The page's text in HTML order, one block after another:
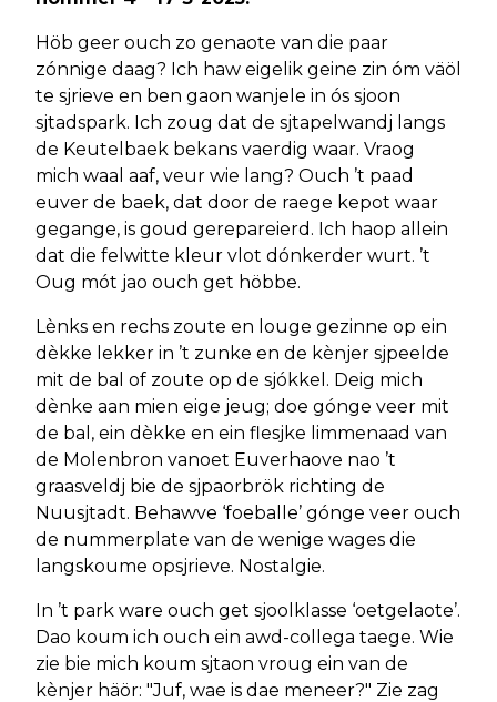
Höb geer ouch zo genaote van die paar
zónnige daag? Ich haw eigelik geine zin óm väöl
te sjrieve en ben gaon wanjele in ós sjoon
sjtadspark. Ich zoug dat de sjtapelwandj langs
de Keutelbaek bekans vaerdig waar. Vraog
mich waal aaf, veur wie lang? Ouch ’t paad
euver de baek, dat door de raege kepot waar
gegange, is goud gerepareierd. Ich haop allein
dat die felwitte kleur vlot dónkerder wurt. ’t
Oug mót jao ouch get höbbe.
Lènks en rechs zoute en louge gezinne op ein
dèkke lekker in ’t zunke en de kènjer sjpeelde
mit de bal of zoute op de sjókkel. Deig mich
dènke aan mien eige jeug; doe gónge veer mit
de bal, ein dèkke en ein flesjke limmenaad van
de Molenbron vanoet Euverhaove nao ’t
graasveldj bie de sjpaorbrök richting de
Nuusjtadt. Behawve ‘foeballe’ gónge veer ouch
de nummerplate van de wenige wages die
langskoume opsjrieve. Nostalgie.
In ’t park ware ouch get sjoolklasse ‘oetgelaote’.
Dao koum ich ouch ein awd-collega taege. Wie
zie bie mich koum sjtaon vroug ein van de
kènjer häör: "Juf, wae is dae meneer?" Zie zag